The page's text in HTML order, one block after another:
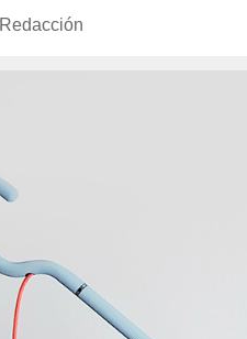
https://www.experimenta.es/
Redacción